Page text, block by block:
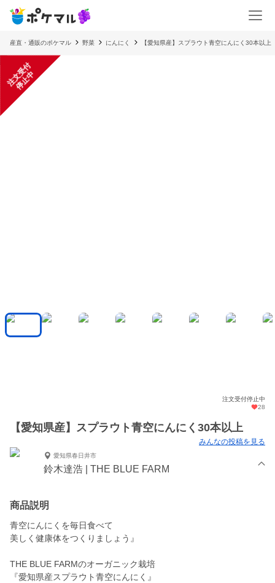
産直・通販のポケマル 野菜 にんにく 【愛知県産】スプラウト青空にんにく30本以上
注
文
受
付
停
止
中
注文受付停止中
28
【愛知県産】スプラウト青空にんにく30本以上
みんなの投稿を見る
愛知県春日井市
鈴木達浩 | THE BLUE FARM
商品説明
青空にんにくを毎日食べて
美しく健康体をつくりましょう』
THE BLUE FARMのオーガニック栽培
『愛知県産スプラウト青空にんにく』